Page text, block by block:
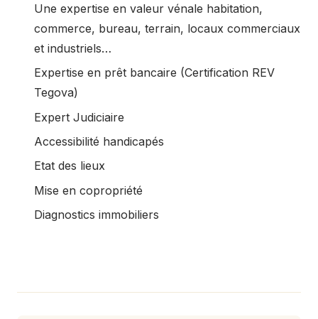
Une expertise en valeur vénale habitation,
commerce, bureau, terrain, locaux commerciaux
et industriels…
Expertise en prêt bancaire (Certification REV
Tegova)
Expert Judiciaire
Accessibilité handicapés
Etat des lieux
Mise en copropriété
Diagnostics immobiliers